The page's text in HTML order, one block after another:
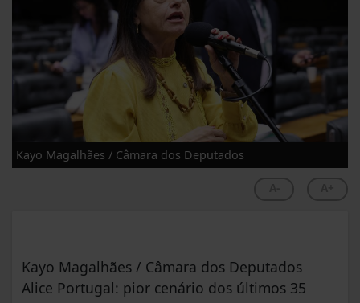
Kayo Magalhães / Câmara dos Deputados
Kayo Magalhães / Câmara dos Deputados
Alice Portugal: pior cenário dos últimos 35